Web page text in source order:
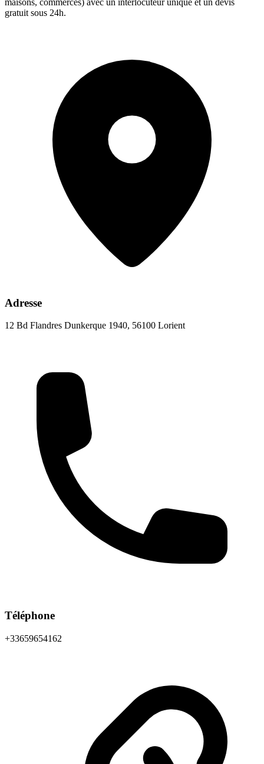
gratuit sous 24h.
Adresse
12 Bd Flandres Dunkerque 1940, 56100 Lorient
Téléphone
+33659654162